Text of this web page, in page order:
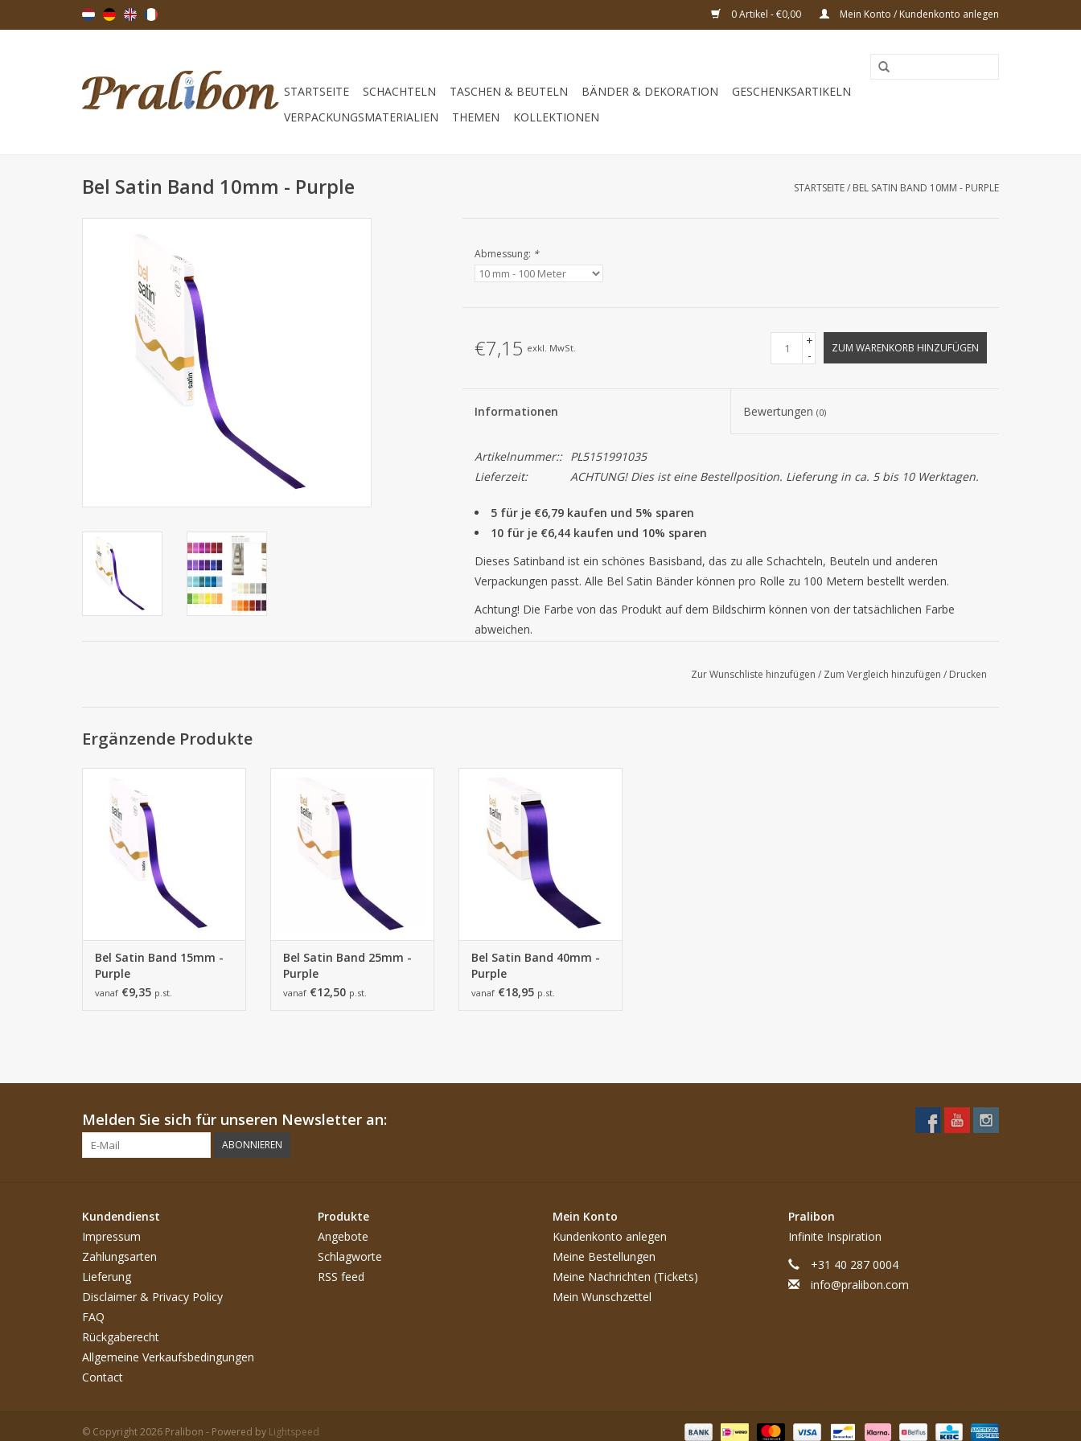
0 Artikel - €0,00 Mein Konto / Kundenkonto anlegen
STARTSEITE SCHACHTELN TASCHEN & BEUTELN BÄNDER & DEKORATION
GESCHENKSARTIKELN
VERPACKUNGSMATERIALIEN
THEMEN KOLLEKTIONEN
Bel Satin Band 10mm - Purple STARTSEITE/ BEL SATIN BAND 10MM - PURPLE
Abmessung: *
€7,15 exkl. MwSt.
+
-
ZUM WARENKORB HINZUFÜGEN
Informationen Bewertungen(0)
Artikelnummer::
PL5151991035
Lieferzeit:
ACHTUNG! Dies ist eine Bestellposition. Lieferung in ca. 5 bis 10 Werktagen.
5 für je €6,79 kaufen und 5% sparen
10 für je €6,44 kaufen und 10% sparen
Dieses Satinband ist ein schönes Basisband, das zu alle Schachteln, Beuteln und anderen
Verpackungen passt. Alle Bel Satin Bänder können pro Rolle zu 100 Metern bestellt werden.
Achtung! Die Farbe von das Produkt auf dem Bildschirm können von der tatsächlichen Farbe
abweichen.
Zur Wunschliste hinzufügen / Zum Vergleich hinzufügen / Drucken
Ergänzende Produkte
ZUM WARENKORB HINZUFÜGEN
Bel Satin Band 15mm -
Purple
vanaf €9,35 p.st.
ZUM WARENKORB HINZUFÜGEN
Bel Satin Band 25mm -
Purple
vanaf €12,50 p.st.
ZUM WARENKORB HINZUFÜGEN
Bel Satin Band 40mm -
Purple
vanaf €18,95 p.st.
Melden Sie sich für unseren Newsletter an:
ABONNIEREN
Kundendienst
Impressum
Zahlungsarten
Lieferung
Disclaimer & Privacy Policy
FAQ
Rückgaberecht
Allgemeine Verkaufsbedingungen
Contact
Produkte
Angebote
Schlagworte
RSS feed
Mein Konto
Kundenkonto anlegen
Meine Bestellungen
Meine Nachrichten (Tickets)
Mein Wunschzettel
Pralibon
Infinite Inspiration
+31 40 287 0004
info@pralibon.com
© Copyright 2026 Pralibon - Powered by Lightspeed